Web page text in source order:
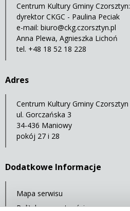
Centrum Kultury Gminy Czorsztyn:
dyrektor CKGC - Paulina Peciak
e-mail: biuro@ckg.czorsztyn.pl
Anna Plewa, Agnieszka Lichoń
tel. +48 18 52 18 228
Adres
Centrum Kultury Gminy Czorsztyn
ul. Gorczańska 3
34-436 Maniowy
pokój 27 i 28
Dodatkowe Informacje
Mapa serwisu
Polityka prywatności